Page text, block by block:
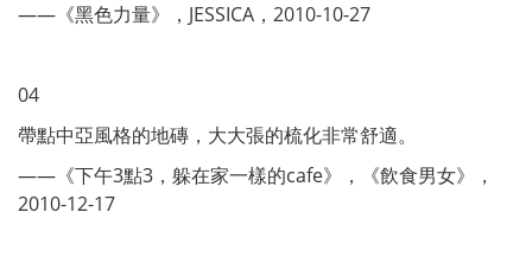
——《黑色力量》，JESSICA，2010-10-27
04
帶點中亞風格的地磚，大大張的梳化非常舒適。
——《下午3點3，躲在家一樣的cafe》，《飲食男女》，
2010-12-17